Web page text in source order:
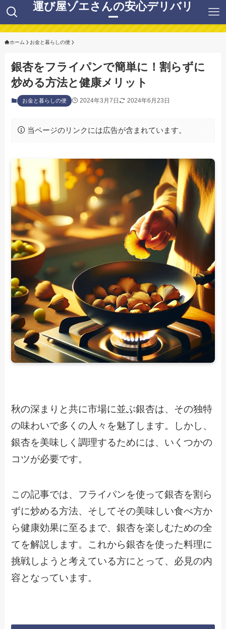
運び屋ゾエさんの安心デリバリ
ー
ホーム お金と暮らしの便
銀杏をフライパンで簡単に！割らずに
炒める方法と健康メリット
お金と暮らしの便 2024年3月7日 2024年6月23日
当ページのリンクには広告が含まれています。
秋の深まりと共に市場に並ぶ銀杏は、その独特
の味わいで多くの人々を魅了します。しかし、
銀杏を美味しく調理するためには、いくつかの
コツが必要です。
この記事では、フライパンを使って銀杏を割ら
ずに炒める方法、そしてその美味しい食べ方か
ら健康効果に至るまで、銀杏を楽しむための全
てを解説します。これから銀杏を使った料理に
挑戦しようと考えている方にとって、必見の内
容となっています。